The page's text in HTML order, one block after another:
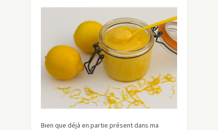
Bien que déjà en partie présent dans ma